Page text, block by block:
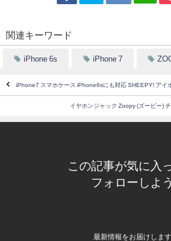
関連キーワード
iPhone 6s iPhone 7
iPhone7 スマホケース iPhone6sにも対応 SHEEPY! アイ
イヤホンジャック Zoopy (ズーピー)
この記事が気に入
フォローしよう
最新情報をお届けします